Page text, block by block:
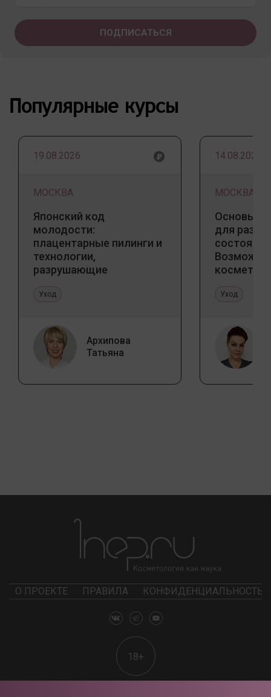
Популярные курсы
19.08.2026
МОСКВА
Японский код
молодости:
плацентарные пилинги и
технологии,
разрушающие
Уход
Архипова
Татьяна
14.08.2026
МОСКВА
Основы
для
Уход
О ПРОЕКТЕ ПРАВИЛА КОНФИДЕНЦИАЛЬНОСТЬ
18+